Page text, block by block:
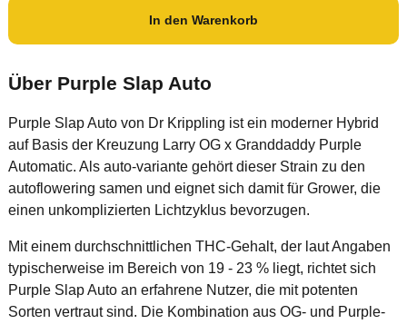
In den Warenkorb
Über Purple Slap Auto
Purple Slap Auto von Dr Krippling ist ein moderner Hybrid
auf Basis der Kreuzung Larry OG x Granddaddy Purple
Automatic. Als auto-variante gehört dieser Strain zu den
autoflowering samen und eignet sich damit für Grower, die
einen unkomplizierten Lichtzyklus bevorzugen.
Mit einem durchschnittlichen THC-Gehalt, der laut Angaben
typischerweise im Bereich von 19 - 23 % liegt, richtet sich
Purple Slap Auto an erfahrene Nutzer, die mit potenten
Sorten vertraut sind. Die Kombination aus OG- und Purple-